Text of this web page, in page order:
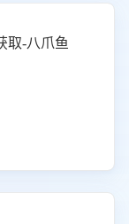
取-八爪鱼